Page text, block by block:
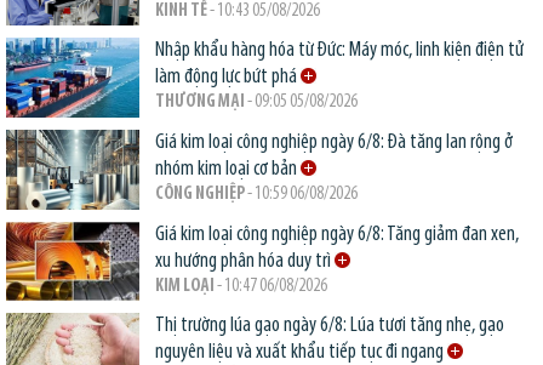
KINH TẾ- 10:43 05/08/2026
Nhập khẩu hàng hóa từ Đức: Máy móc, linh kiện điện tử
làm động lực bứt phá
THƯƠNG MẠI - 09:05 05/08/2026
Giá kim loại công nghiệp ngày 6/8: Đà tăng lan rộng ở
nhóm kim loại cơ bản
CÔNG NGHIỆP- 10:59 06/08/2026
Giá kim loại công nghiệp ngày 6/8: Tăng giảm đan xen,
xu hướng phân hóa duy trì
KIM LOẠI - 10:47 06/08/2026
Thị trường lúa gạo ngày 6/8: Lúa tươi tăng nhẹ, gạo
nguyên liệu và xuất khẩu tiếp tục đi ngang